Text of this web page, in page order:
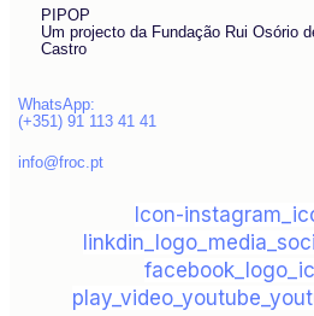
PIPOP
Um projecto da Fundação Rui Osório
Castro
WhatsApp:
(+351) 91 113 41 41
info@froc.pt
Icon-